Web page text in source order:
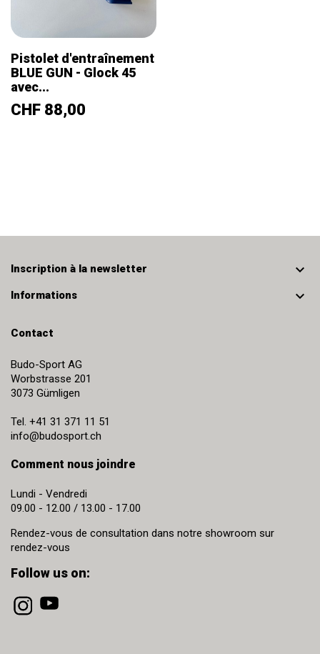
Pistolet d'entraînement
BLUE GUN - Glock 45
avec...
Prix
CHF 88,00
Inscription à la newsletter 
Informations 
Contact
Budo-Sport AG
Worbstrasse 201
3073 Gümligen
Tel. +41 31 371 11 51
info@budosport.ch
Comment nous joindre
Lundi - Vendredi
09.00 - 12.00 / 13.00 - 17.00
Rendez-vous de consultation dans notre showroom sur
rendez-vous
Follow us on: